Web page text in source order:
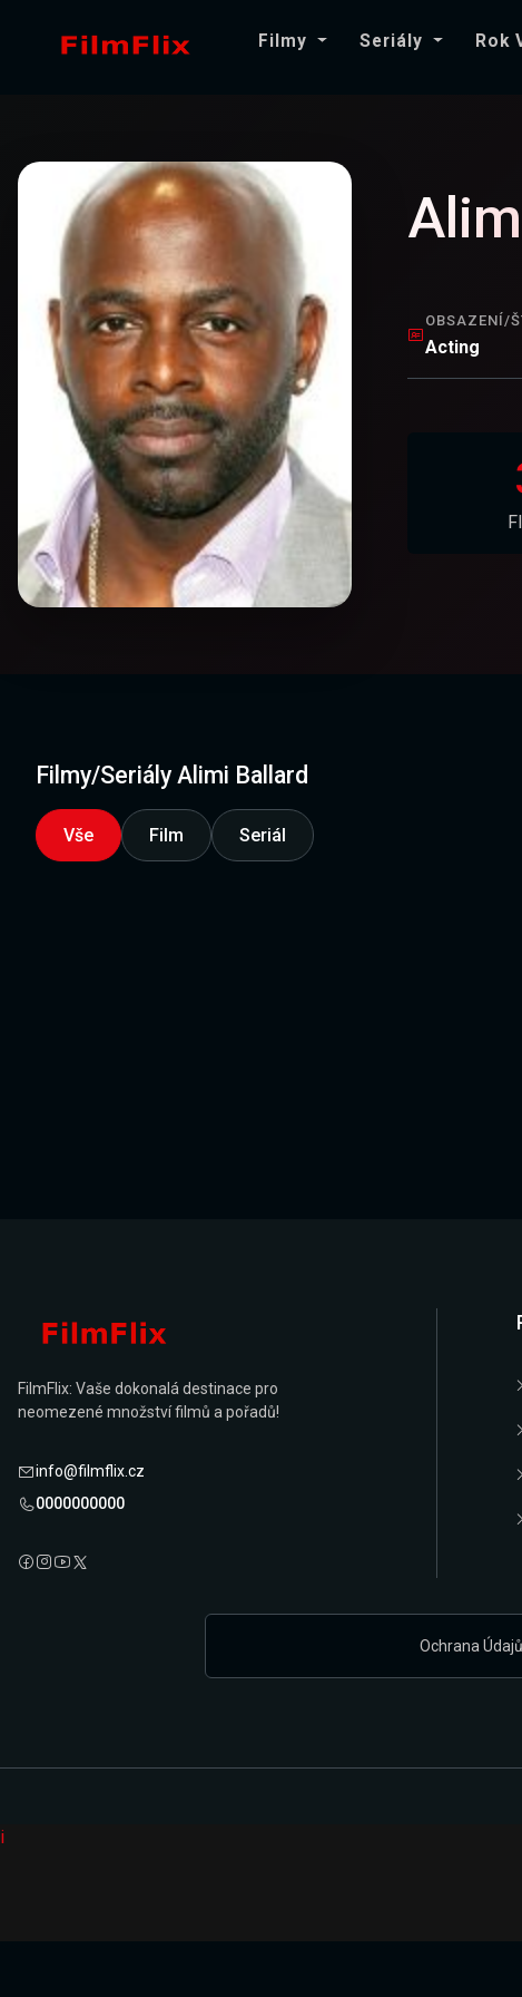
Filmy Seriály Rok
OBSAZENÍ/
Acting
Filmy/Seriály Alimi Ballard
Vše Film Seriál
FilmFlix: Vaše dokonalá destinace pro
neomezené množství filmů a pořadů!
info@filmflix.cz
0000000000
Ochrana Údajů
i